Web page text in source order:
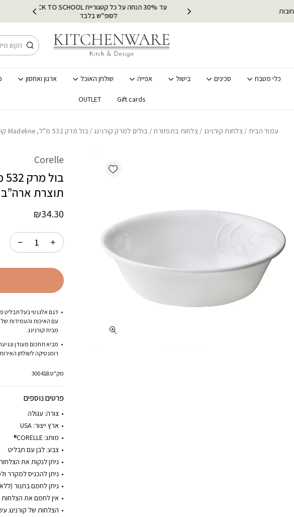
משלוחים מהירים לכל הארץ
עד 30% הנחה על כל קטגוריית BACK TO SCHOOL
לסופ"ש בלבד
חיפוש
כלי מטבח סכינים בישול אפייה שולחן האוכל ארגון ואחסון
Gift cards
OUTLET
עמוד הבית /צלחות קורנינג / צלחות בתפזורת/ בולים למרק קורנינג/ בול מרק 532 מ”ל, Madeline קורנינג, תוצרת ארה”ב
Corelle
תוצרת ארה”ב
₪34.30
דגם אלגנטי בעל תבליט
מבית קורנינג.
מביא תחכום מעודן
רומנטיקה לשולחן
מק"ט:300418
כמות בול מרק 532 מ"ל, Madeline קורנינג, תוצרת ארה"ב
פרטים נוספים
צורה: עגולה
ארץ ייצור:USA
מותג:CORELLE®
צבע: לבן עם תבליט
ניתן לנקות את
ניתן להכניס למקרר
ניתן לחמם בתנור
אין לחמם את הצלחות
Add wishlist